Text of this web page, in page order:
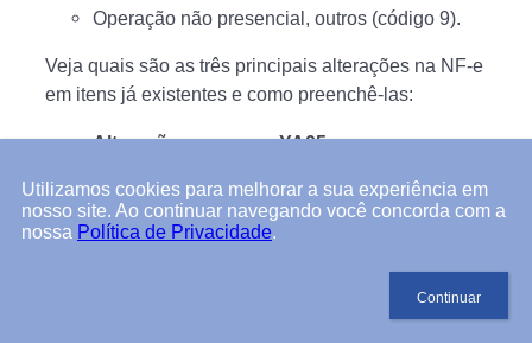
Operação não presencial, outros (código 9).
Veja quais são as três principais alterações na NF-e
em itens já existentes e como preenchê-las:
Alteração no campo YA05
Agora, neste campo, além do CNPJ da instituição
de pagamento, adquirente ou subadquirente, você
deve informar o CNPJ do intermediador de
pagamento da operação, caso ela seja processada
Utilizamos cookies para melhorar a sua experiência em
nosso site. Ao continuar navegando você concorda com a
nossa Política de Privacidade.